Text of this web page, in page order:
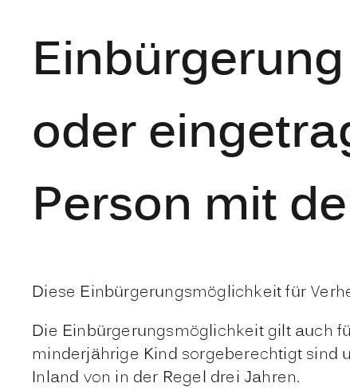
oder
Person mit
Diese Einbürgerungsmöglichkeit für
Die Einbürgerungsmöglichkeit gilt auch
minderjährige Kind sorgeberechtigt sind
Inland von in der Regel drei Jahren.